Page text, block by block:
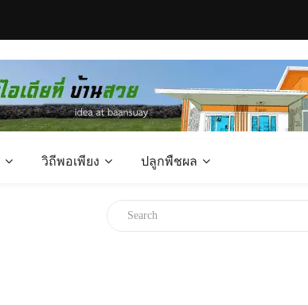
วิถีพอเพียง ปลูกพืชผล